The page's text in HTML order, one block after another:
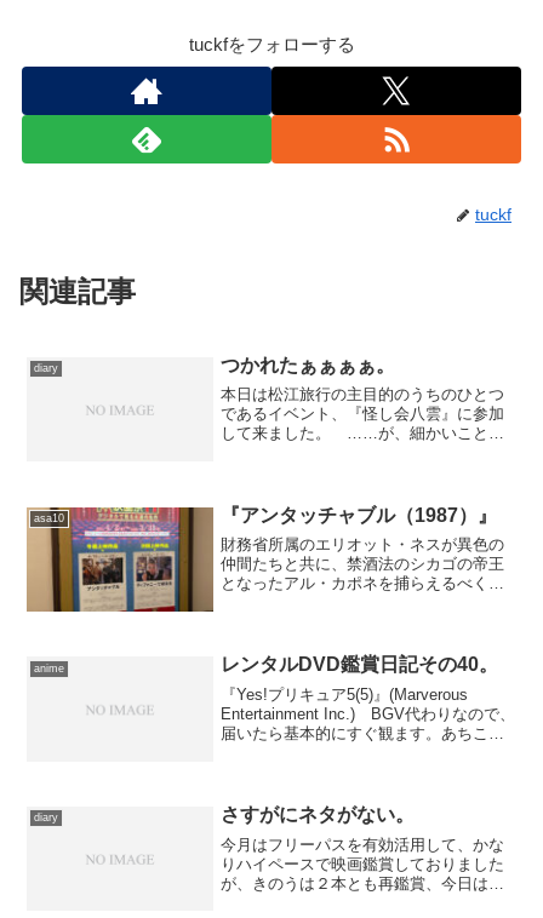
tuckfをフォローする
tuckf
関連記事
diary つかれたぁぁぁぁ。
本日は松江旅行の主目的のうちのひとつ
であるイベント、『怪し会八雲』に参加
して来ました。 ……が、細かいことは
asa10 『アンタッチャブル（1987）』
財務省所属のエリオット・ネスが異色の
仲間たちと共に、禁酒法のシカゴの帝王
となったアル・カポネを捕らえるべく、
ネリーがリメイク。
anime レンタルDVD鑑賞日記その40。
『Yes!プリキュア5(5)』(Marverous
Entertainment Inc.) BGV代わりなので、
届いたら基本的にすぐ観ます。あちこち
diary さすがにネタがない。
今月はフリーパスを有効活用して、かな
りハイペースで映画鑑賞しておりました
が、きのうは２本とも再鑑賞、今日は今